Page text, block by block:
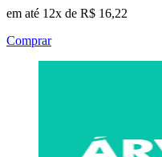
em até 12x de R$ 16,22
Comprar